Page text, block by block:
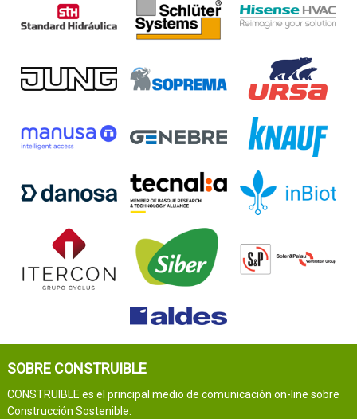
SOBRE CONSTRUIBLE
CONSTRUIBLE es el principal medio de comunicación on-line sobre
Construcción Sostenible.